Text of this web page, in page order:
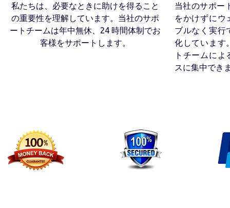
私たちは、必要なときに助けを得ること
の重要性を理解しています。当社のサポ
ートチームは年中無休、24 時間体制でお
客様をサポートします。
当社のサポー
をかけずにウ
ブルなく実行
化しています
トチームに
スに集中でき